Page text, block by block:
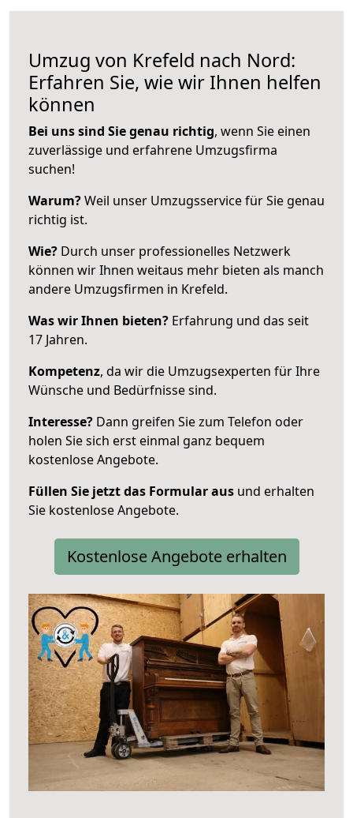
Umzug von Krefeld nach Nord:
Erfahren Sie, wie wir Ihnen helfen
können
Bei uns sind Sie genau richtig, wenn Sie einen
zuverlässige und erfahrene Umzugsfirma
suchen!
Warum?Weil unser Umzugsservice für Sie genau
richtig ist.
Wie? Durch unser professionelles Netzwerk
können wir Ihnen weitaus mehr bieten als manch
andere Umzugsfirmen in Krefeld.
Was wir Ihnen bieten? Erfahrung und das seit
17 Jahren.
Kompetenz, da wir die Umzugsexperten für Ihre
Wünsche und Bedürfnisse sind.
Interesse? Dann greifen Sie zum Telefon oder
holen Sie sich erst einmal ganz bequem
kostenlose Angebote.
Füllen Sie jetzt das Formular aus und erhalten
Sie kostenlose Angebote.
Kostenlose Angebote erhalten